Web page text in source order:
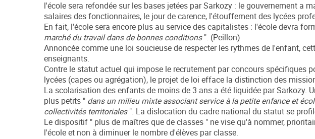
l'école sera refondée sur les bases jetées par Sarkozy : le gouvernement a
salaires des fonctionnaires, le jour de carence, l'étouffement des lycées
En fait, l'école sera encore plus au service des capitalistes : l'école devra
marché du travail dans de bonnes conditions". (Peillon)
Annoncée comme une loi soucieuse de respecter les rythmes de l'enfant,
enseignants.
Contre le statut actuel qui impose le recrutement par concours spécifiques
lycées (capes ou agrégation), le projet de loi efface la distinction des
La scolarisation des enfants de moins de 3 ans a été liquidée par Sarkozy.
plus petits " dans un milieu mixte associant service à la petite enfance et
collectivités territoriales". La dislocation du cadre national du statut se
Le dispositif " plus de maîtres que de classes " ne vise qu'à nommer,
l'école et non à diminuer le nombre d'élèves par classe.